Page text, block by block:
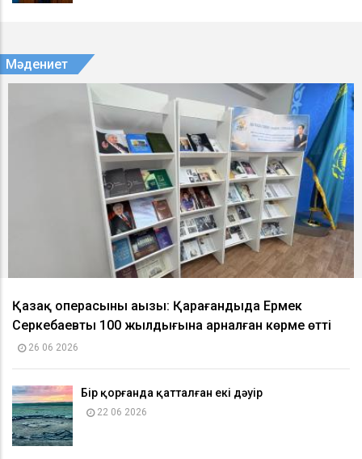
Мәдениет
Қазақ операсының аңызы: Қарағандыда Ермек
Серкебаевтың 100 жылдығына арналған көрме өтті
26 06 2026
Бір қорғанда қатталған екі дәуір
22 06 2026